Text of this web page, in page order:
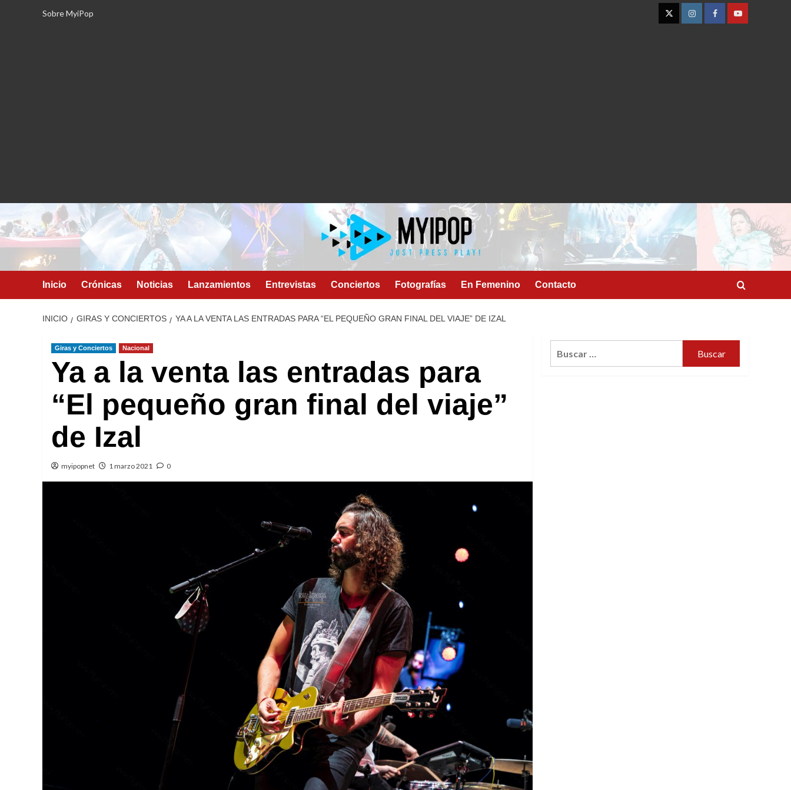
Sobre MyiPop
TwitterInstagramFacebookYouTube
Inicio Crónicas Noticias Lanzamientos Entrevistas Conciertos Fotografías En Femenino Contacto
INICIO GIRAS Y CONCIERTOS YA A LA VENTA LAS ENTRADAS PARA “EL PEQUEÑO GRAN FINAL DEL VIAJE” DE IZAL
Giras y Conciertos Nacional
Ya a la venta las entradas para
“El pequeño gran final del viaje”
de Izal
myipopnet 1 marzo 2021 0